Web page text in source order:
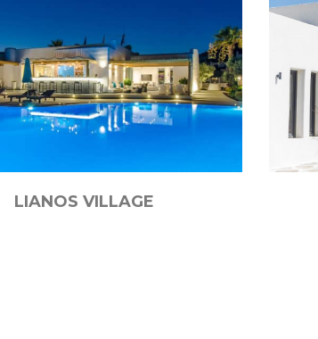
LIANOS VILLAGE